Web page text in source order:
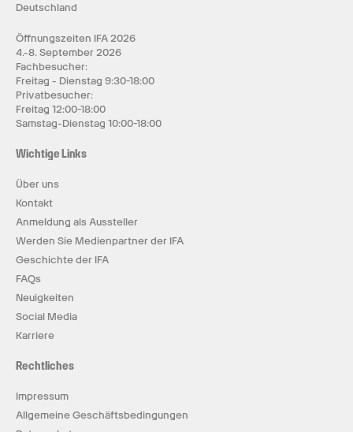
Deutschland
Öffnungszeiten IFA 2026
4.-8. September 2026
Fachbesucher:
Freitag - Dienstag 9:30-18:00
Privatbesucher:
Freitag 12:00-18:00
Samstag-Dienstag 10:00-18:00
Wichtige Links
Über uns
Kontakt
Anmeldung als Aussteller
Werden Sie Medienpartner der IFA
Geschichte der IFA
FAQs
Neuigkeiten
Social Media
Karriere
Rechtliches
Impressum
Allgemeine Geschäftsbedingungen